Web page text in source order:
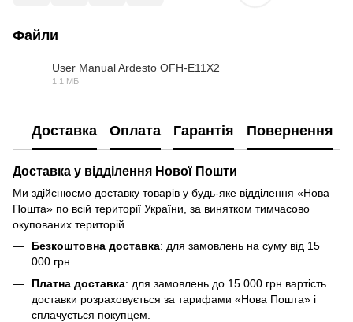
Файли
User Manual Ardesto OFH-E11X2
1.1 МБ
Доставка Оплата Гарантія Повернення
Доставка у відділення Нової Пошти
Ми здійснюємо доставку товарів у будь-яке відділення «Нова
Пошта» по всій території України, за винятком тимчасово
окупованих територій.
Безкоштовна доставка: для замовлень на суму від 15
000 грн.
Платна доставка: для замовлень до 15 000 грн вартість
доставки розраховується за тарифами «Нова Пошта» і
сплачується покупцем.